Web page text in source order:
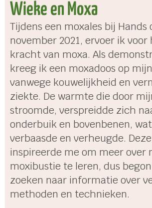
Wieke en Moxa
Tijdens een moxales bij Hands
november 2021, ervoer ik
kracht van moxa. Als
kreeg ik een moxadoos op
vanwege kouwelijkheid en
ziekte. De warmte die door
stroomde, verspreidde zich
onderbuik en bovenbenen,
verbaasde en verheugde.
inspireerde me om meer over
moxibustie te leren, dus
zoeken naar informatie over
methoden en technieken.